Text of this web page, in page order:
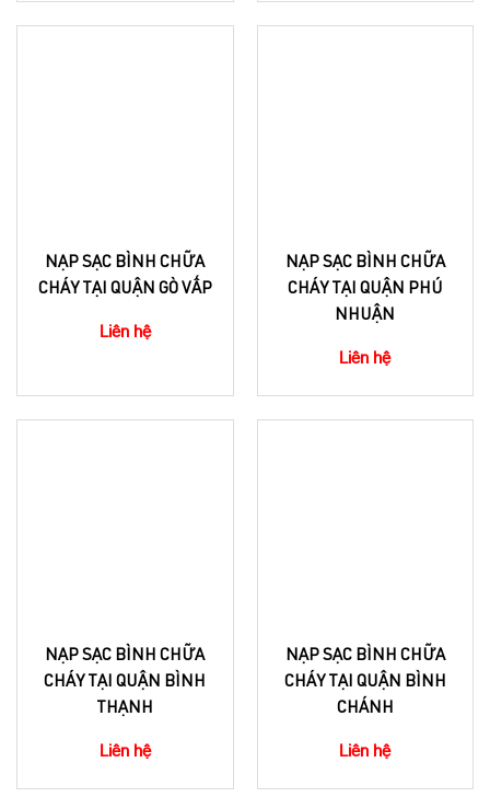
NẠP SẠC BÌNH CHỮA
CHÁY TẠI QUẬN GÒ VẤP
Liên hệ
NẠP SẠC BÌNH CHỮA
CHÁY TẠI QUẬN PHÚ
NHUẬN
Liên hệ
NẠP SẠC BÌNH CHỮA
CHÁY TẠI QUẬN BÌNH
THẠNH
Liên hệ
NẠP SẠC BÌNH CHỮA
CHÁY TẠI QUẬN BÌNH
CHÁNH
Liên hệ